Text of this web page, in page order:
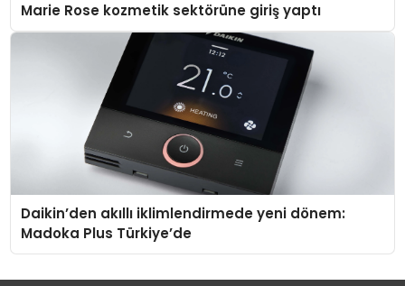
Marie Rose kozmetik sektörüne giriş yaptı
Daikin’den akıllı iklimlendirmede yeni dönem:
Madoka Plus Türkiye’de